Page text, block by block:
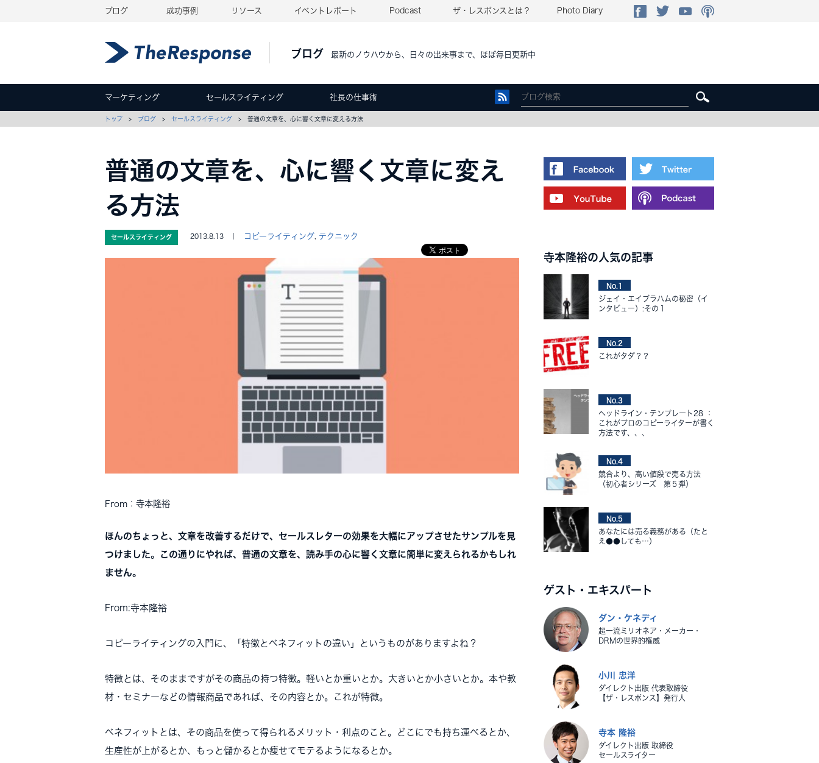
ブログ 成功事例 リソース イベントレポート Podcast ザ・レスポンスとは？ Photo Diary
ブログ 最新のノウハウから、日々の出来事まで、ほぼ毎日更新中
マーケティング セールスライティング 社長の仕事術
トップ > ブログ > セールスライティング > 普通の文章を、心に響く文章に変える方法
普通の文章を、心に響く文章に変え
る方法
セールスライティング 2013.8.13 ｜ コピーライティング テクニック
From：寺本隆裕
ほんのちょっと、文章を改善するだけで、セールスレターの効果を大幅にアップさせたサンプルを見
つけました。この通りにやれば、普通の文章を、読み手の心に響く文章に簡単に変えられるかもしれ
ません。
From:寺本隆裕
コピーライティングの入門に、「特徴とベネフィットの違い」というものがありますよね？
特徴とは、そのままですがその商品の持つ特徴。軽いとか重いとか。大きいとか小さいとか。本や教
材・セミナーなどの情報商品であれば、その内容とか。これが特徴。
ベネフィットとは、その商品を使って得られるメリット・利点のこと。どこにでも持ち運べるとか、
生産性が上がるとか、もっと儲かるとか痩せてモテるようになるとか。
寺本隆裕の人気の記事
No.1
ジェイ・エイブラハムの秘密（イ
ンタビュー）:その１
No.2
これがタダ？？
No.3
ヘッドライン・テンプレート28 ：
これがプロのコピーライターが書く
方法です、、、
No.4
競合より、高い値段で売る方法
（初心者シリーズ 第５弾）
No.5
あなたには売る義務がある（たと
え●●しても…）
ゲスト・エキスパート
ダン・ケネディ
超一流ミリオネア・メーカー・
DRMの世界的権威
小川 忠洋
ダイレクト出版 代表取締役
【ザ・レスポンス】発行人
寺本 隆裕
ダイレクト出版 取締役
セールスライター